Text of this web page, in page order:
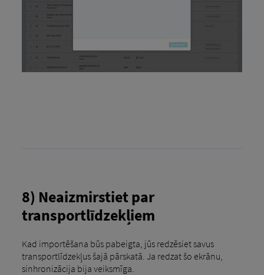
8) Neaizmirstiet par
transportlīdzekļiem
Kad importēšana būs pabeigta, jūs redzēsiet savus
transportlīdzekļus šajā pārskatā. Ja redzat šo ekrānu,
sinhronizācija bija veiksmīga.